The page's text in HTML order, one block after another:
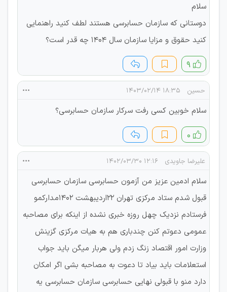
سلام
دوستانی که سازمان حسابرسی هستند لطف کنید راهنمایی
کنید حقوق و مزایا سازمان سال ۱۴۰۴ چه قدر است؟
۹
حسین ۱۸:۳۵ ۱۴۰۳/۰۲/۱۴
سلام خوبین کسی رفت سرکار سازمان حسابرسی؟
۰
علیرضا جاویدی ۱۲:۱۶ ۱۴۰۲/۰۳/۳۰
سلام ادمین عزیز من آزمون حسابرسی سازمان حسابرسی
قبول شدم ستاد مرکزی تهران 22اردیبهشت 1402مدارکمو
فرستادم نزدیک چهل روزه خبری نشده از اینکه برای مصاحبه
عمومی دعوتم کنن چندباری هم به هیات مرکزی گزینش
وزارت امور اقتصاد زنگ زدم ولی هربار میگن باید جواب
استعلامات باید بیاد تا دعوت به مصاحبه بشی اگر امکان
دارد منو با قبولی نهایی حسابرسی سازمان حسابرسی یه